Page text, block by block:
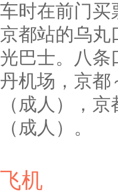
车时在前门买
京都站的乌丸
光巴士。八条
丹机场，京都
（成人），
（成人）。
飞机